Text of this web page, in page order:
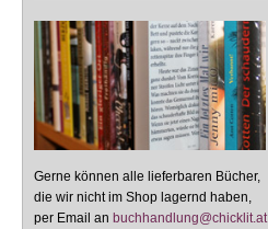
Gerne können alle lieferbaren Bücher,
die wir nicht im Shop lagernd haben,
per Email an buchhandlung@chicklit.at